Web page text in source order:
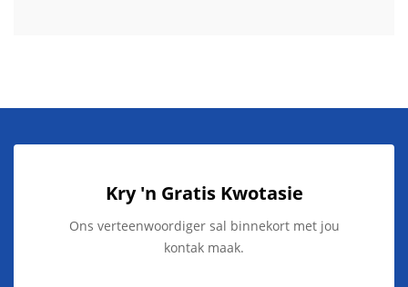
Kry 'n Gratis Kwotasie
Ons verteenwoordiger sal binnekort met jou
kontak maak.